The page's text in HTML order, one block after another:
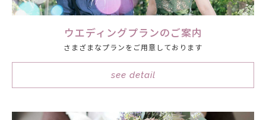
ウエディングプランのご案内
さまざまなプランをご用意しております
see detail